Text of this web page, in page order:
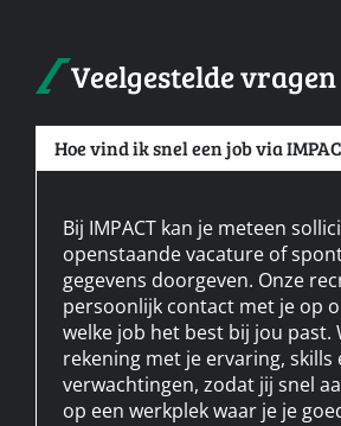
Veelgestelde vragen
Hoe vind ik snel een job via
Bij IMPACT kan je meteen
openstaande vacature of
gegevens doorgeven. Onze
persoonlijk contact met je op
welke job het best bij jou past.
rekening met je ervaring, skills
verwachtingen, zodat jij snel
op een werkplek waar je je